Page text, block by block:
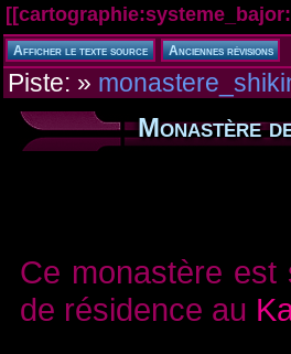
[[
Piste: »
Monastère
Ce monastère est
de résidence au